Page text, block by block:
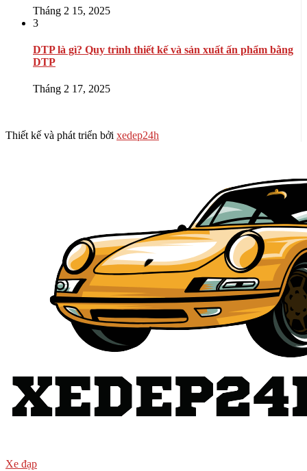
Tháng 2 15, 2025
3
DTP là gì? Quy trình thiết kế và sản xuất ấn phẩm bằng
DTP
Tháng 2 17, 2025
Thiết kế và phát triển bởi xedep24h
Xe đạp